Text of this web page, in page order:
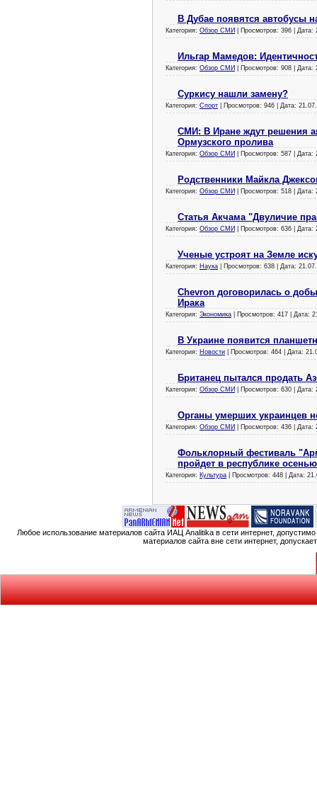
В Дубае появятся автобусы
Категория: Обзор СМИ | Просмотров: 396 | Дата:
Ильгар Мамедов:
Категория: Обзор СМИ | Просмотров: 908 | Дата:
Суркису нашли замену?
Категория: Спорт | Просмотров: 946 | Дата:
СМИ: В Иране ждут решения
Ормузского пролива
Категория: Обзор СМИ | Просмотров: 587 | Дата:
Родственники Майкла
Категория: Обзор СМИ | Просмотров: 518 | Дата:
Статья Акчама "Двуличие
Категория: Обзор СМИ | Просмотров: 636 | Дата:
Ученые устроят на Земле
Категория: Наука | Просмотров: 638 | Дата:
Chevron договорилась о
Ирака
Категория: Экономика | Просмотров: 417 | Дата:
В Украине появится
Категория: Новости | Просмотров: 464 | Дата:
Британец пытался продать
Категория: Обзор СМИ | Просмотров: 630 | Дата:
Органы умерших украинцев
Категория: Обзор СМИ | Просмотров: 436 | Дата:
Фольклорный фестиваль
пройдет в республике осенью
Категория: Культура | Просмотров: 448 | Дата:
Любое использование материалов сайта ИАЦ Analitika в сети интернет,
материалов сайта вне сети интернет,